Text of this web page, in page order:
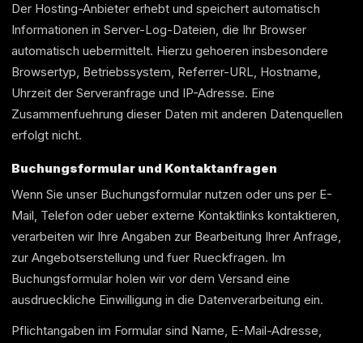
Der Hosting-Anbieter erhebt und speichert automatisch
Informationen in Server-Log-Dateien, die Ihr Browser
automatisch uebermittelt. Hierzu gehoeren insbesondere
Browsertyp, Betriebssystem, Referrer-URL, Hostname,
Uhrzeit der Serveranfrage und IP-Adresse. Eine
Zusammenfuehrung dieser Daten mit anderen Datenquellen
erfolgt nicht.
Buchungsformular und Kontaktanfragen
Wenn Sie unser Buchungsformular nutzen oder uns per E-
Mail, Telefon oder ueber externe Kontaktlinks kontaktieren,
verarbeiten wir Ihre Angaben zur Bearbeitung Ihrer Anfrage,
zur Angebotserstellung und fuer Rueckfragen. Im
Buchungsformular holen wir vor dem Versand eine
ausdrueckliche Einwilligung in die Datenverarbeitung ein.
Pflichtangaben im Formular sind Name, E-Mail-Adresse,